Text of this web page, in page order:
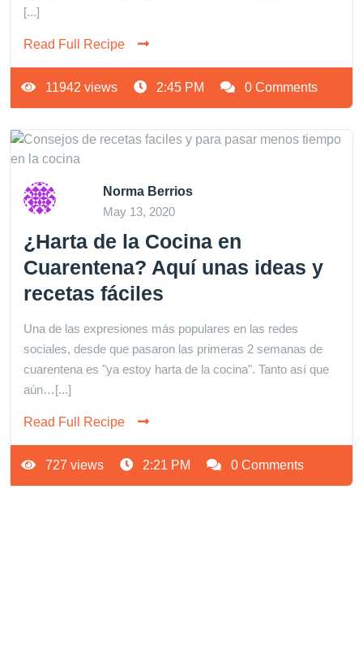
[...]
Read Full Recipe
11942 views 2:45 PM 0 Comments
Norma Berrios
May 13, 2020
¿Harta de la Cocina en
Cuarentena? Aquí unas ideas y
recetas fáciles
Una de las expresiones más populares en las redes
sociales, desde que pasaron las primeras 2 semanas de
cuarentena es "ya estoy harta de la cocina". Tanto así que
aún…[...]
Read Full Recipe
727 views 2:21 PM 0 Comments